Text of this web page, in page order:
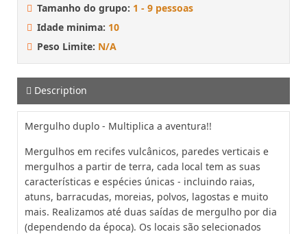
Tamanho do grupo: 1 - 9 pessoas
Idade minima: 10
Peso Limite: N/A
Description
Mergulho duplo - Multiplica a aventura!!
Mergulhos em recifes vulcânicos, paredes verticais e
mergulhos a partir de terra, cada local tem as suas
características e espécies únicas - incluindo raias,
atuns, barracudas, moreias, polvos, lagostas e muito
mais. Realizamos até duas saídas de mergulho por dia
(dependendo da época). Os locais são selecionados